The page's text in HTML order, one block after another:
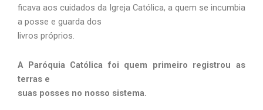
ficava aos cuidados da Igreja Católica, a quem se incumbia
a posse e guarda dos
livros próprios.
A Paróquia Católica foi quem primeiro registrou as
terras e
suas posses no nosso sistema.